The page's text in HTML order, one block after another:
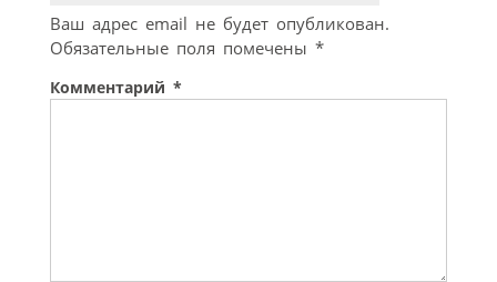
Ваш адрес email не будет опубликован.
Обязательные поля помечены *
Комментарий *